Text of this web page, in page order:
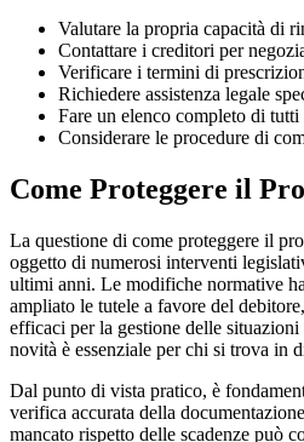
Valutare la propria capacità di
Contattare i creditori per
Verificare i termini di
Richiedere assistenza legale
Fare un elenco completo di
Considerare le procedure di
Come Proteggere il
La questione di come proteggere il
oggetto di numerosi interventi
ultimi anni. Le modifiche normative
ampliato le tutele a favore del
efficaci per la gestione delle
novità è essenziale per chi si trova in
Dal punto di vista pratico, è
verifica accurata della
mancato rispetto delle scadenze può